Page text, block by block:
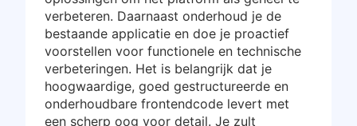
verbeteren. Daarnaast onderhoud je de
bestaande applicatie en doe je proactief
voorstellen voor functionele en technische
verbeteringen. Het is belangrijk dat je
hoogwaardige, goed gestructureerde en
onderhoudbare frontendcode levert met
een scherp oog voor detail. Je zult